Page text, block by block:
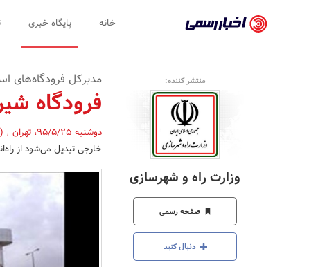
رسمی
-
اخبار
تایید
شده
شرکت‌ها،
سازمان‌ها
و
روابط
عمومی‌ها
خانه پایگاه خبری
منتشر کننده:
وزارت راه و شهرسازی
صفحه رسمی
دنبال کنید
مدیر‌کل فرودگاه‌های
فرودگاه
دوشنبه 95/5/25 ،تهران ,
خارجی تبدیل می‌شود از